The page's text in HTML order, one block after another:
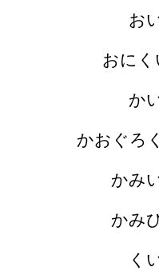
お
おに
か
かおぐろ
かみ
かみ
く